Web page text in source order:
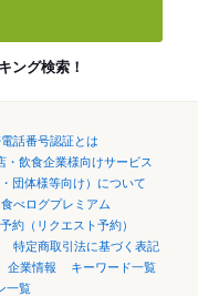
ング検索！
話番号認証とは
・飲食企業様向けサービス
団体様等向け）について
食べログプレミアム
約（リクエスト予約）
特定商取引法に基づく表記
企業情報
キーワード一覧
一覧